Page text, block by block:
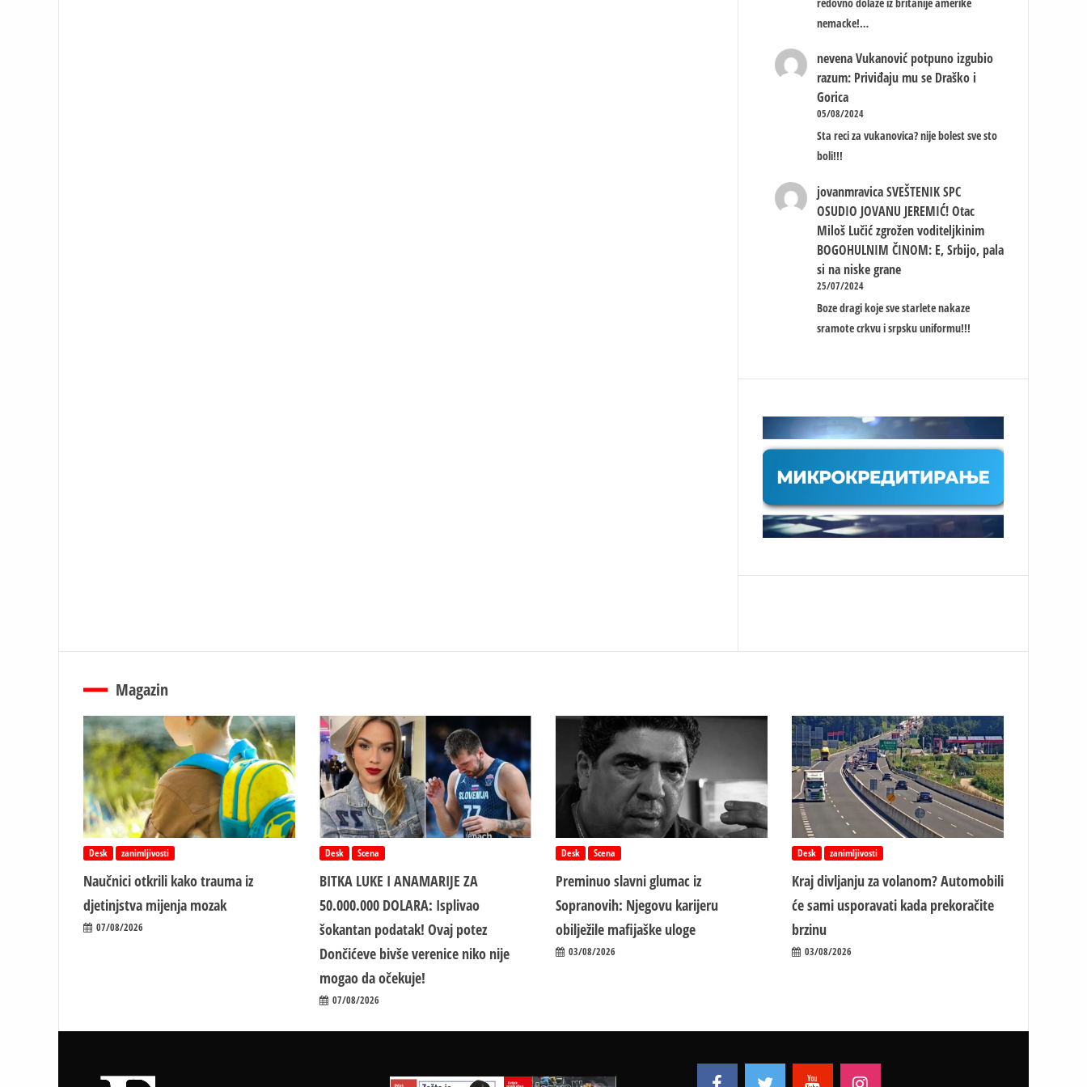
nemacke!…
nevena Vukanović potpuno izgubio
razum: Priviđaju mu se Draško i
Gorica
05/08/2024
Sta reci za vukanovica? nije bolest sve sto
boli!!!
jovanmravica SVEŠTENIK SPC
OSUDIO JOVANU JEREMIĆ! Otac
Miloš Lučić zgrožen voditeljkinim
BOGOHULNIM ČINOM: E, Srbijo, pala
si na niske grane
25/07/2024
Boze dragi koje sve starlete nakaze
sramote crkvu i srpsku uniformu!!!
Magazin
Desk zanimljivosti
Naučnici otkrili kako trauma iz
d‌jetinjstva mijenja mozak
07/08/2026
Desk Scena
BITKA LUKE I ANAMARIJE ZA
50.000.000 DOLARA: Isplivao
šokantan podatak! Ovaj potez
Dončićeve bivše verenice niko nije
mogao da očekuje!
07/08/2026
Desk Scena
Preminuo slavni glumac iz
Sopranovih: Njegovu karijeru
obilježile mafijaške uloge
03/08/2026
Desk zanimljivosti
Kraj divljanju za volanom? Automobili
će sami usporavati kada prekoračite
brzinu
03/08/2026